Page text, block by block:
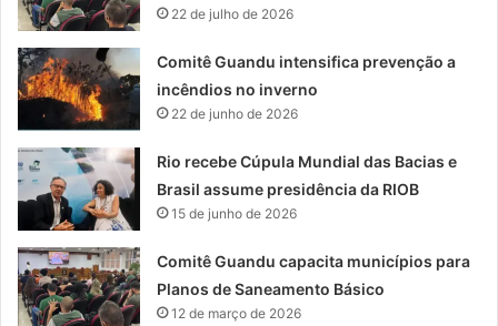
22 de julho de 2026
Comitê Guandu intensifica prevenção a
incêndios no inverno
22 de junho de 2026
Rio recebe Cúpula Mundial das Bacias e
Brasil assume presidência da RIOB
15 de junho de 2026
Comitê Guandu capacita municípios para
Planos de Saneamento Básico
12 de março de 2026